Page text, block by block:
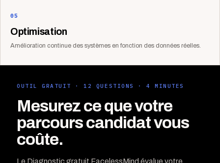
05
Optimisation
Amélioration continue des systèmes en fonction des données réelles.
OUTIL GRATUIT · 12 QUESTIONS · 4 MINUTES
Mesurez ce que votre
parcours candidat vous
coûte.